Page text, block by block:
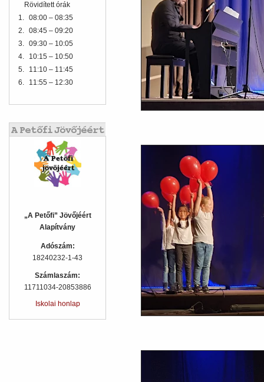
Rövidített órák
1. 08:00 – 08:35
2. 08:45 – 09:20
3. 09:30 – 10:05
4.
10:15 – 10:50
5.
11:10 – 11:45
6.
11:55 – 12:30
„A Petőfi” Jövőjéért
Alapítvány
Adószám:
18240232-1-43
Számlaszám:
11711034-20853886
Iskolai honlap